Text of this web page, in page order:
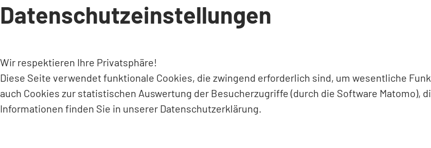
INHALT ANSPRINGEN
Datenschutzeinstellungen
Wir respektieren Ihre Privatsphäre!
Diese Seite verwendet funktionale Cookies, die zwingend erforderlich sind, um wesentliche
auch Cookies zur statistischen Auswertung der Besucherzugriffe (durch die Software Matomo),
Informationen finden Sie in unserer Datenschutzerklärung.